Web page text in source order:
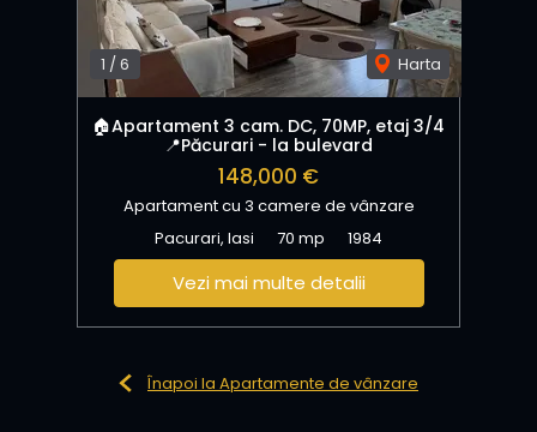
1 /6 Harta
🏠Apartament 3 cam. DC, 70MP, etaj 3/4
📍Păcurari - la bulevard
148,000 €
Apartament cu 3 camere de vânzare
Pacurari, Iasi
70 mp 1984
Vezi mai multe detalii
Înapoi la Apartamente de vânzare